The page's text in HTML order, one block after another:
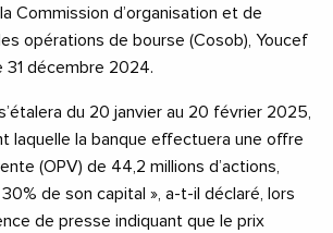
Commission d’organisation et de
opérations de bourse (Cosob), Youcef
31 décembre 2024.
du 20 janvier au 20 février 2025,
laquelle la banque effectuera une offre
(OPV) de 44,2 millions d’actions,
de son capital », a-t-il déclaré, lors
de presse indiquant que le prix